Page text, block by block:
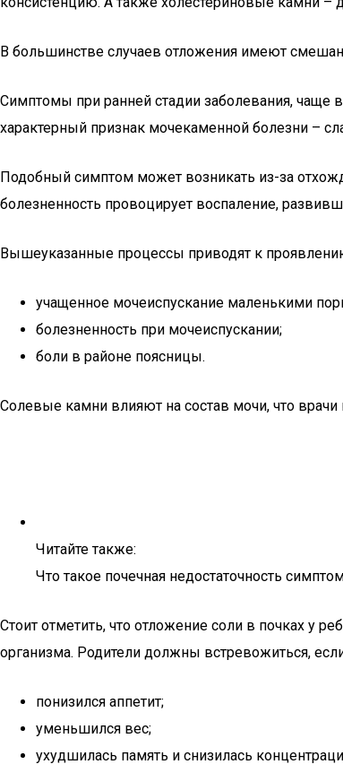
В большинстве случаев отложения имеют
Симптомы при ранней стадии заболевания, чаще
характерный признак мочекаменной болезни –
Подобный симптом может возникать из-за
болезненность провоцирует воспаление,
Вышеуказанные процессы приводят к
учащенное мочеиспускание маленькими
болезненность при мочеиспускании;
боли в районе поясницы.
Солевые камни влияют на состав мочи, что врачи
Читайте также:
Что такое почечная недостаточность
Стоит отметить, что отложение соли в почках у
организма. Родители должны встревожиться,
понизился аппетит;
уменьшился вес;
ухудшилась память и снизилась